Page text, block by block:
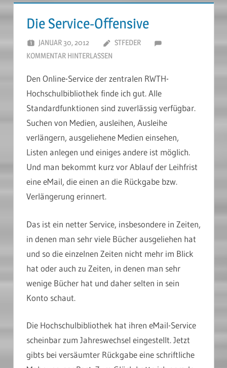
Die Service-Offensive
JANUAR 30, 2012
STFEDER
KOMMENTAR HINTERLASSEN
Den Online-Service der zentralen RWTH-
Hochschulbibliothek finde ich gut. Alle
Standardfunktionen sind zuverlässig verfügbar.
Suchen von Medien, ausleihen, Ausleihe
verlängern, ausgeliehene Medien einsehen,
Listen anlegen und einiges andere ist möglich.
Und man bekommt kurz vor Ablauf der Leihfrist
eine eMail, die einen an die Rückgabe bzw.
Verlängerung erinnert.
Das ist ein netter Service, insbesondere in Zeiten,
in denen man sehr viele Bücher ausgeliehen hat
und so die einzelnen Zeiten nicht mehr im Blick
hat oder auch zu Zeiten, in denen man sehr
wenige Bücher hat und daher selten in sein
Konto schaut.
Die Hochschulbibliothek hat ihren eMail-Service
scheinbar zum Jahreswechsel eingestellt. Jetzt
gibts bei versäumter Rückgabe eine schriftliche